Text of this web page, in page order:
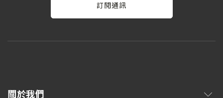
訂閱通訊
關於我們